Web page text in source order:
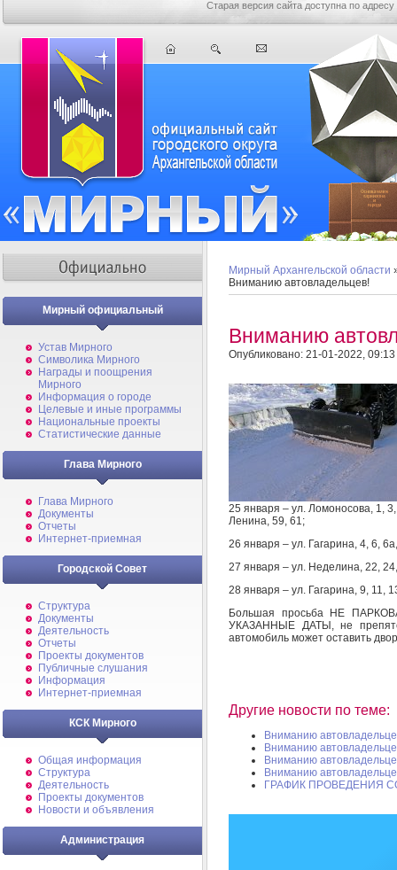
Старая версия сайта доступна по адресу
Мирный официальный
Устав Мирного
Символика Мирного
Награды и поощрения
Мирного
Информация о городе
Целевые и иные программы
Национальные проекты
Статистические данные
Глава Мирного
Глава Мирного
Документы
Отчеты
Интернет-приемная
Городской Совет
Структура
Документы
Деятельность
Отчеты
Проекты документов
Публичные слушания
Информация
Интернет-приемная
КСК Мирного
Общая информация
Структура
Деятельность
Проекты документов
Новости и объявления
Администрация
Мирный Архангельской области
Вниманию автовладельцев!
Вниманию
Опубликовано: 21-01-2022, 09:13
25 января – ул. Ломоносова, 1,
Ленина, 59, 61;
26 января – ул. Гагарина, 4, 6,
27 января – ул. Неделина, 22,
28 января – ул. Гагарина, 9, 11,
Большая просьба НЕ
УКАЗАННЫЕ ДАТЫ, не
автомобиль может оставить
Другие новости по теме:
Вниманию
Вниманию
Вниманию
Вниманию
ГРАФИК ПРОВЕДЕНИЯ